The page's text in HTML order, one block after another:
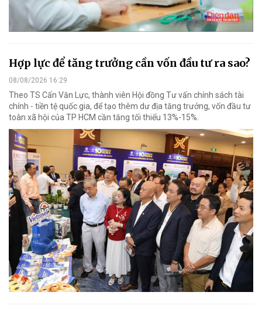
Hợp lực để tăng trưởng cần vốn đầu tư ra sao?
08/08/2026 16:29
Theo TS Cấn Văn Lực, thành viên Hội đồng Tư vấn chính sách tài
chính - tiền tệ quốc gia, để tạo thêm dư địa tăng trưởng, vốn đầu tư
toàn xã hội của TP HCM cần tăng tối thiểu 13%-15%.